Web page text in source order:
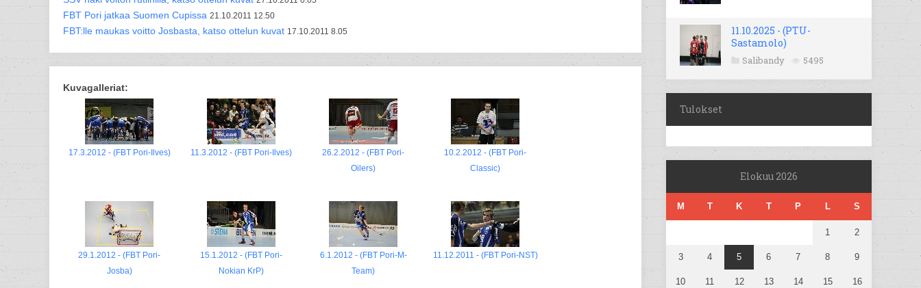
FBT Pori jatkaa Suomen Cupissa 21.10.2011 12.50
FBT:lle maukas voitto Josbasta, katso ottelun kuvat 17.10.2011 8.05
Kuvagalleriat:
17.3.2012 - (FBT Pori-Ilves) 11.3.2012 - (FBT Pori-Ilves)
26.2.2012 - (FBT Pori-
Oilers)
10.2.2012 - (FBT Pori-
Classic)
29.1.2012 - (FBT Pori-
Josba)
15.1.2012 - (FBT Pori-
Nokian KrP)
6.1.2012 - (FBT Pori-M-
Team)
11.12.2011 - (FBT Pori-NST)
11.10.2025 - (PTU-
Sastamolo)
Salibandy 5495
Tulokset
Elokuu 2026
M T K T P L S
1 2
3 4 5 6 7 8 9
10 11 12 13 14 15 16